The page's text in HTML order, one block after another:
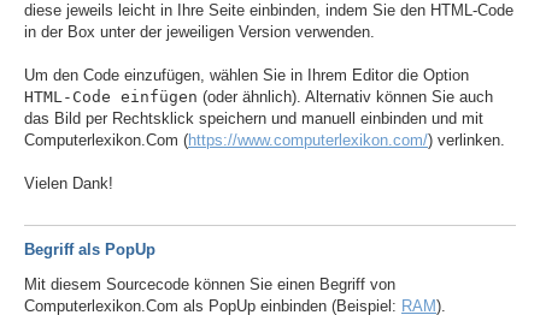
diese jeweils leicht in Ihre Seite einbinden, indem Sie den HTML-Code
in der Box unter der jeweiligen Version verwenden.
Um den Code einzufügen, wählen Sie in Ihrem Editor die Option
HTML-Code einfügen (oder ähnlich). Alternativ können Sie auch
das Bild per Rechtsklick speichern und manuell einbinden und mit
Computerlexikon.Com (https://www.computerlexikon.com/) verlinken.
Vielen Dank!
Begriff als PopUp
Mit diesem Sourcecode können Sie einen Begriff von
Computerlexikon.Com als PopUp einbinden (Beispiel: RAM).